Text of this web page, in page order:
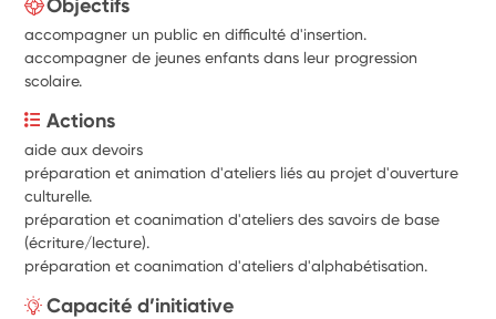
accompagner un public en difficulté d'insertion.
accompagner de jeunes enfants dans leur progression
scolaire.
Actions
aide aux devoirs
préparation et animation d'ateliers liés au projet d'ouverture
culturelle.
préparation et coanimation d'ateliers des savoirs de base
(écriture/lecture).
préparation et coanimation d'ateliers d'alphabétisation.
Capacité d’initiative